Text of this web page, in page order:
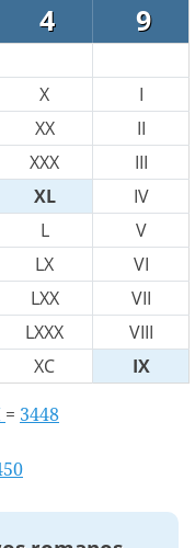
4 9
X
I
XX
II
XXX
III
XL
IV
L
V
LX
VI
LXX
VII
LXXX
VIII
XC IX
= 3448